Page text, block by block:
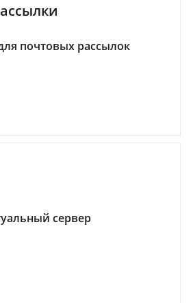
почтовых рассылок
сервер